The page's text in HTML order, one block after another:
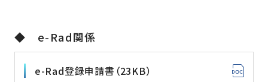
◆ e-Rad関係
e-Rad登録申請書（23KB）